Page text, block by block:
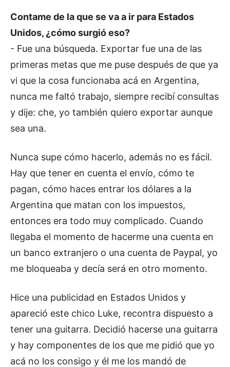
Contame de la que se va a ir para Estados
Unidos, ¿cómo surgió eso?
- Fue una búsqueda. Exportar fue una de las
primeras metas que me puse después de que ya
vi que la cosa funcionaba acá en Argentina,
nunca me faltó trabajo, siempre recibí consultas
y dije: che, yo también quiero exportar aunque
sea una.
Nunca supe cómo hacerlo, además no es fácil.
Hay que tener en cuenta el envío, cómo te
pagan, cómo haces entrar los dólares a la
Argentina que matan con los impuestos,
entonces era todo muy complicado. Cuando
llegaba el momento de hacerme una cuenta en
un banco extranjero o una cuenta de Paypal, yo
me bloqueaba y decía será en otro momento.
Hice una publicidad en Estados Unidos y
apareció este chico Luke, recontra dispuesto a
tener una guitarra. Decidió hacerse una guitarra
y hay componentes de los que me pidió que yo
acá no los consigo y él me los mandó de